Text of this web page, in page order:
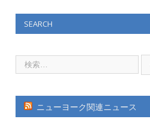
SEARCH
ニューヨーク関連ニュース